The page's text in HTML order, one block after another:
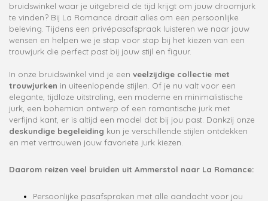
bruidswinkel waar je uitgebreid de tijd krijgt om jouw droomjurk
te vinden? Bij La Romance draait alles om een persoonlijke
beleving. Tijdens een privépasafspraak luisteren we naar jouw
wensen en helpen we je stap voor stap bij het kiezen van een
trouwjurk die perfect past bij jouw stijl en figuur.
In onze bruidswinkel vind je een veelzijdige collectie met
trouwjurken in uiteenlopende stijlen. Of je nu valt voor een
elegante, tijdloze uitstraling, een moderne en minimalistische
jurk, een bohemian ontwerp of een romantische jurk met
verfijnd kant, er is altijd een model dat bij jou past. Dankzij onze
deskundige begeleiding kun je verschillende stijlen ontdekken
en met vertrouwen jouw favoriete jurk kiezen.
Daarom reizen veel bruiden uit Ammerstol naar La Romance:
Persoonlijke pasafspraken met alle aandacht voor jou